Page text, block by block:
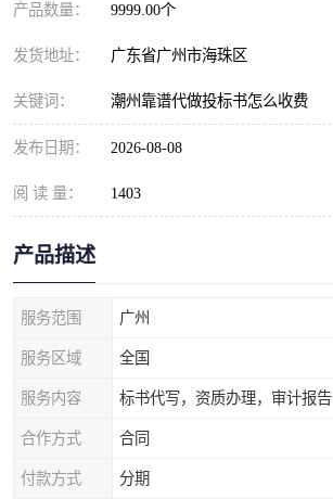
产品数量： 9999.00个
发货地址： 广东省广州市海珠区
关键词： 潮州靠谱代做投标书怎么收费
发布日期： 2026-08-08
阅 读 量： 1403
产品描述
服务范围 广州
服务区域 全国
服务内容 标书代写，资质办理，审计报告
合作方式 合同
付款方式 分期